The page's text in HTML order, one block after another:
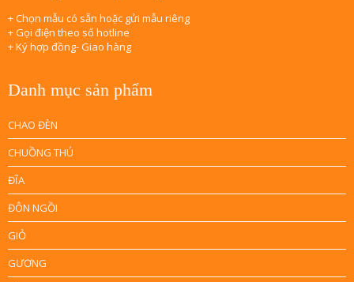
+ Chọn mẫu có sẵn hoặc gửi mẫu riêng
+ Gọi điện theo số hotline
+ Ký hợp đồng- Giao hàng
Danh mục sản phẩm
CHAO ĐÈN
CHUỒNG THÚ
ĐĨA
ĐÔN NGỒI
GIỎ
GƯƠNG